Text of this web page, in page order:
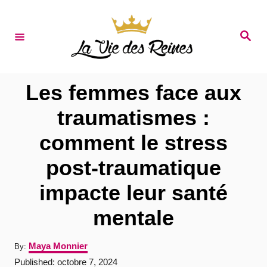
S
Les femmes face aux
traumatismes :
comment le stress
post-traumatique
impacte leur santé
mentale
By: A
u
Maya Monnier
P
Published: octobre 7, 2024